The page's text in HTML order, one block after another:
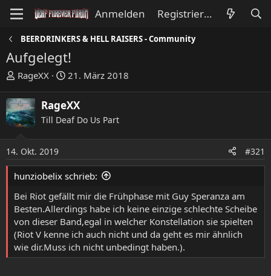
Anmelden Registrieren
BEERDRINKERS & HELL RAISERS - Community
Aufgelegt!
E
s
t
e
l
e
r
RageXX
E
s
t
e
l
t
a
21. März 2018
RageXX
Till Deaf Do Us Part
14. Okt. 2019 #321
hunziobelix schrieb:
Bei Riot gefällt mir die Frühphase mit Guy Speranza am
Besten.Allerdings habe ich keine einzige schlechte Scheibe
von dieser Band,egal in welcher Konstellation sie spielten
(Riot V kenne ich auch nicht und da geht es mir ähnlich
wie dir.Muss ich nicht unbedingt haben.).